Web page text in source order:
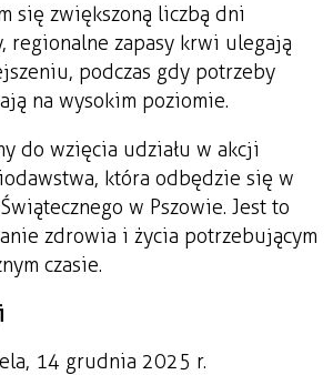
się zwiększoną liczbą dni
regionalne zapasy krwi ulegają
podczas gdy potrzeby
na wysokim poziomie.
do wzięcia udziału w akcji
która odbędzie się w
w Pszowie. Jest to
zdrowia i życia potrzebującym
czasie.
14 grudnia 2025 r.